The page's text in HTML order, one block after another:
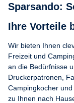
Sparsando:
Ihre Vorteile
Wir bieten Ihnen
Freizeit und
an die Bedürfnisse
Druckerpatronen,
Campingkocher
zu Ihnen nach